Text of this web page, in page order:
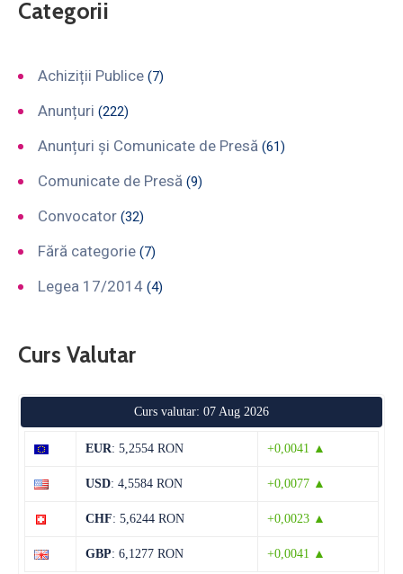
Categorii
Achiziții Publice (7)
Anunțuri (222)
Anunțuri și Comunicate de Presă (61)
Comunicate de Presă (9)
Convocator (32)
Fără categorie (7)
Legea 17/2014 (4)
Curs Valutar
Curs valutar: 07 Aug 2026
EUR: 5,2554 RON +0,0041 ▲
USD: 4,5584 RON +0,0077 ▲
CHF: 5,6244 RON +0,0023 ▲
GBP: 6,1277 RON +0,0041 ▲